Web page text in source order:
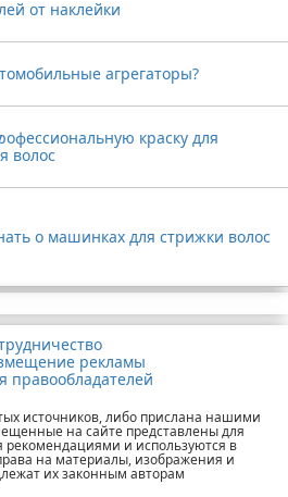
от наклейки
агрегаторы?
краску для
волос
о машинках для стрижки волос
рекламы
правообладателей
источников, либо прислана нашими
на сайте представлены для
и используются в
на материалы, изображения и
их законным авторам